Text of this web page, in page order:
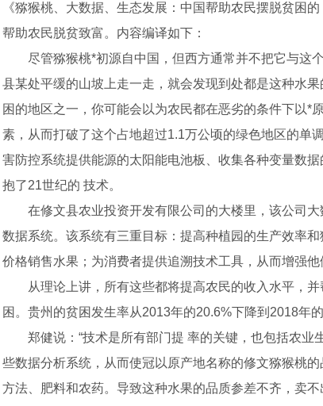
外墙细腻子
《猕猴桃、大数据、生态发展：中国帮助农民摆脱贫困
帮助农民脱贫致富。内容编译如下：
尽管猕猴桃*初源自中国，但西方通常并不把它与这个
县某处平缓的山坡上走一走，就会发现到处都是这种水
困的地区之一，你可能会以为农民都在恶劣的条件下以*
素，从而打破了这个占地超过1.1万公顷的绿色地区的单
害防控系统提供能源的太阳能电池板、收集各种变量数
抱了21世纪的 技术。
在修文县农业投资开发有限公司的大楼里，该公司大
数据系统。该系统有三重目标：提高种植园的生产效率
价格销售水果；为消费者提供追溯技术工具，从而增强他
从理论上讲，所有这些都将提高农民的收入水平，并
困。贵州的贫困发生率从2013年的20.6%下降到2018年
郑健说：“技术是所有部门提 率的关键，也包括农业
些数据分析系统，从而使冠以原产地名称的修文猕猴桃
方法、肥料和农药。导致这种水果的品质参差不齐，卖